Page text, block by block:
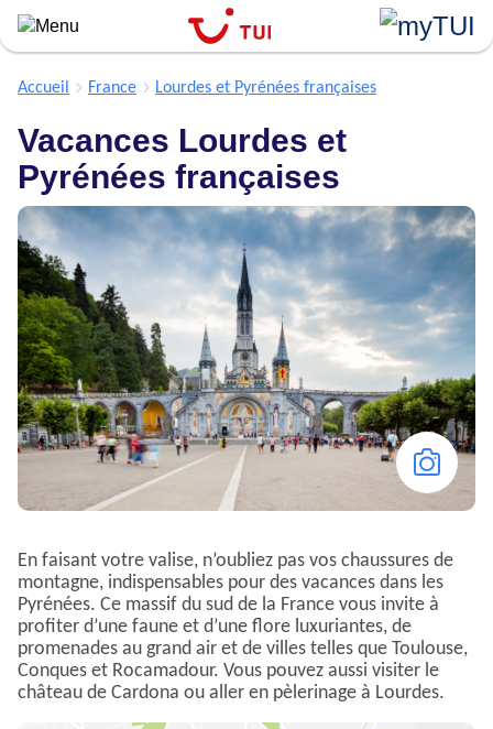
Aller
contenu
Accueil France Lourdes et Pyrénées françaises
Vacances Lourdes et
Pyrénées françaises
En faisant votre valise, n’oubliez pas vos chaussures de
montagne, indispensables pour des vacances dans les
Pyrénées. Ce massif du sud de la France vous invite à
profiter d’une faune et d’une flore luxuriantes, de
promenades au grand air et de villes telles que Toulouse,
Conques et Rocamadour. Vous pouvez aussi visiter le
château de Cardona ou aller en pèlerinage à Lourdes.